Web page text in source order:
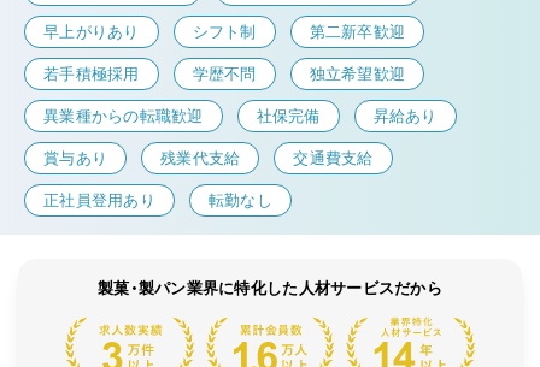
早上がりあり シフト制 第二新卒歓迎
若手積極採用 学歴不問 独立希望歓迎
異業種からの転職歓迎 社保完備 昇給あり
賞与あり 残業代支給 交通費支給
正社員登用あり 転勤なし
製菓・製パン業界に特化した人材サービスだから